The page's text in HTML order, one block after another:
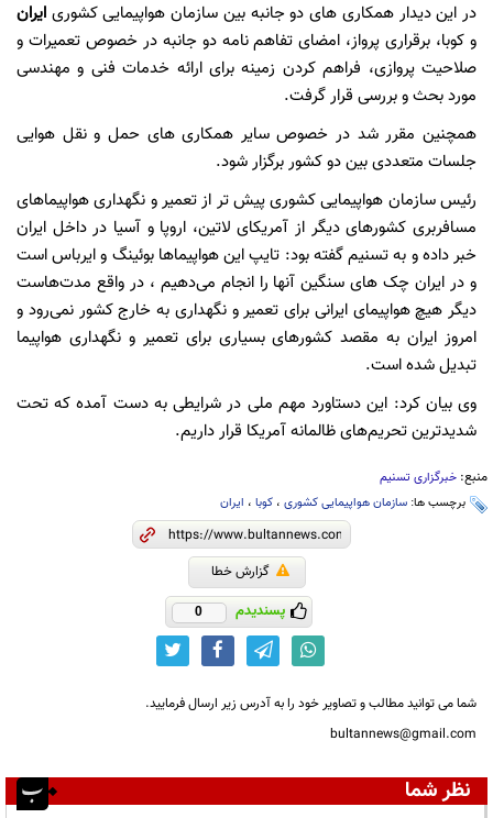
در این دیدار همکاری های دو جانبه بین سازمان هواپیمایی کشوری ایران
و کوبا، برقراری پرواز، امضای تفاهم نامه دو جانبه در خصوص تعمیرات و
صلاحیت پروازی، فراهم کردن زمینه برای ارائه خدمات فنی و مهندسی
مورد بحث و بررسی قرار گرفت.
همچنین مقرر شد در خصوص سایر همکاری های حمل و نقل هوایی
جلسات متعددی بین دو کشور برگزار شود.
رئیس سازمان هواپیمایی کشوری پیش تر از تعمیر و نگهداری هواپیماهای
مسافربری کشورهای دیگر از آمریکای لاتین، اروپا و آسیا در داخل ایران
خبر داده و به تسنیم گفته بود: تایپ این هواپیماها بوئینگ و ایرباس است
و در ایران چک های سنگین آنها را انجام می‌دهیم ، در واقع مدت‌هاست
دیگر هیچ هواپیمای ایرانی برای تعمیر و نگهداری به خارج کشور نمی‌رود و
امروز ایران به مقصد کشورهای بسیاری برای تعمیر و نگهداری هواپیما
تبدیل شده است.
وی بیان کرد: این دستاورد مهم ملی در شرایطی به دست آمده که تحت
شدیدترین تحریم‌های ظالمانه آمریکا قرار داریم.
منبع: خبرگزاری تسنیم
برچسب ها: سازمان هواپیمایی کشوری ، کوبا ، ایران
گزارش خطا
پسندیدم 0
شما می توانید مطالب و تصاویر خود را به آدرس زیر ارسال فرمایید.
bultannews@gmail.com
نظر شما